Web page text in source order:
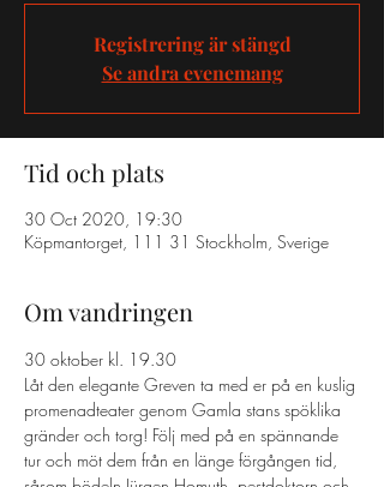
Registrering är stängd
Se andra evenemang
Tid och plats
30 Oct 2020, 19:30
Köpmantorget, 111 31 Stockholm, Sverige
Om vandringen
30 oktober kl. 19.30
Låt den elegante Greven ta med er på en kuslig
promenadteater genom Gamla stans spöklika
gränder och torg! Följ med på en spännande
tur och möt dem från en länge förgången tid,